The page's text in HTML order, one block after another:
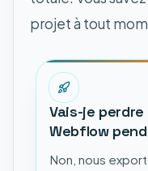
projet à tout
Vais-je perdre
Webflow
Non, nous